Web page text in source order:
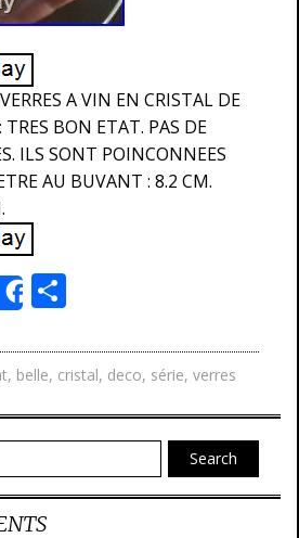
A VIN EN CRISTAL DE
TRES BON ETAT. PAS DE
ILS SONT POINCONNEES
AU BUVANT : 8.2 CM.
Share
ta
g
er
, belle, cristal, deco, série, verres
Search